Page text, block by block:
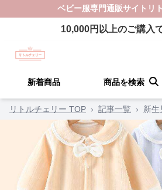
ベビー服専門通販サイト リ
10,000円以上のご購入
新着商品 商品を検索
リトルチェリー TOP › 記事一覧 › 新生